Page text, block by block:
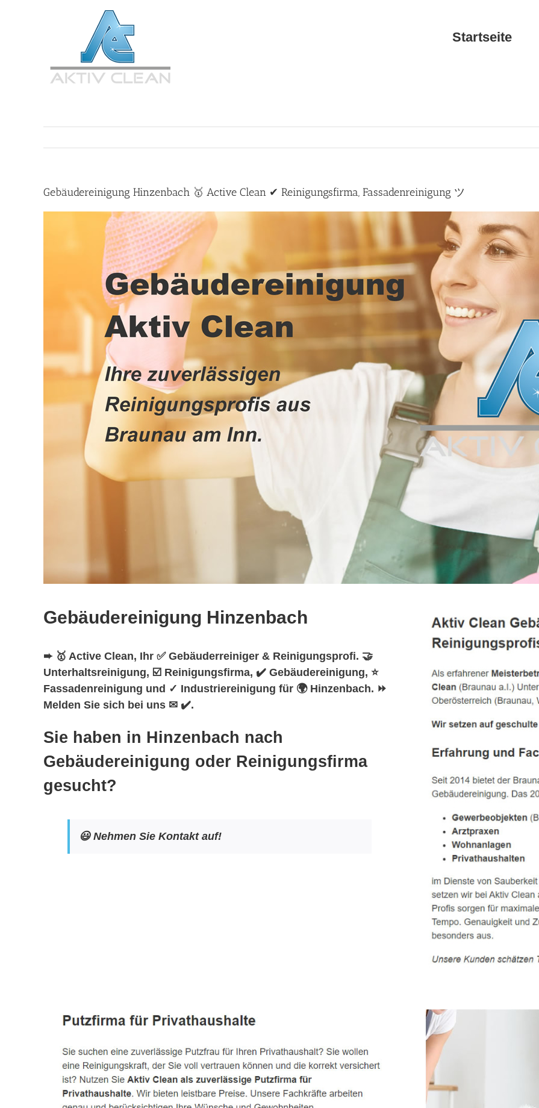
Startseite
Gebäudereinigung Hinzenbach 🥇 Active Clean ✔ Reinigungsfirma, Fassadenreinigung ツ
Gebäudereinigung Hinzenbach
➨ 🥇 Active Clean, Ihr ✅ Gebäuderreiniger & Reinigungsprofi. 🤝
Unterhaltsreinigung, ☑️ Reinigungsfirma, ✔️ Gebäudereinigung, ⭐
Fassadenreinigung und ✓ Industriereinigung für 🌍 Hinzenbach. ⏩
Melden Sie sich bei uns ✉ ✔️.
Sie haben in Hinzenbach nach
Gebäudereinigung oder Reinigungsfirma
gesucht?
😃 Nehmen Sie Kontakt auf!